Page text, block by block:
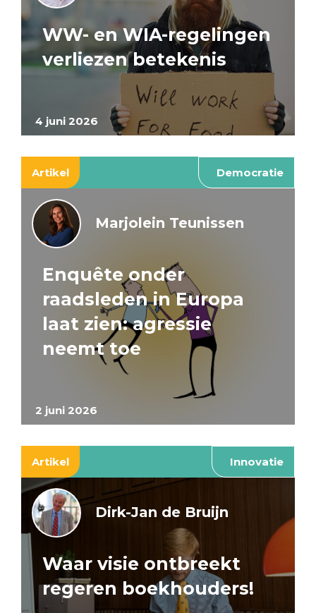
4 juni 2026
WW- en WIA-regelingen
verliezen betekenis
Artikel Democratie
2 juni 2026
Marjolein Teunissen
Enquête onder
raadsleden in Europa
laat zien: agressie
neemt toe
Artikel Innovatie
Dirk-Jan de Bruijn
Waar visie ontbreekt
regeren boekhouders!